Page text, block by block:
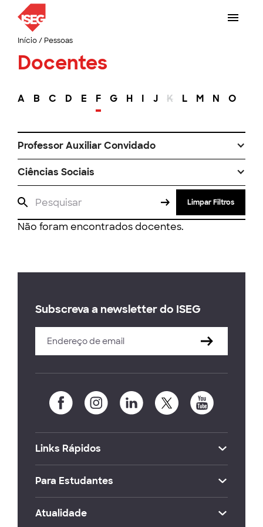
Início/ Pessoas
Docentes
A B C D E F G H I J K L M N O
Professor Auxiliar Convidado
Ciências Sociais
Limpar Filtros
Não foram encontrados docentes.
Subscreva a newsletter do ISEG
Links Rápidos
Para Estudantes
Atualidade